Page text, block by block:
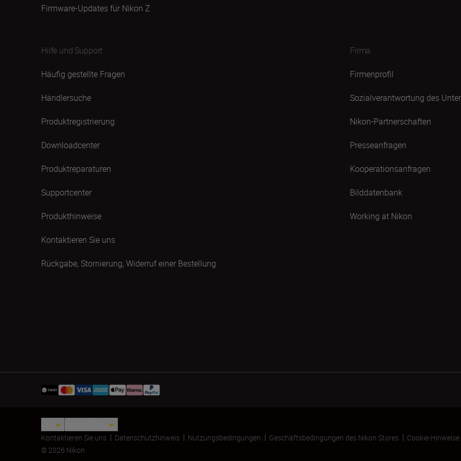
Firmware-Updates für Nikon Z
Hilfe und Support
Häufig gestellte Fragen
Händlersuche
Produktregistrierung
Downloadcenter
Produktreparaturen
Supportcenter
Produkthinweise
Kontaktieren Sie uns
Rückgabe, Stornierung, Widerruf einer Bestellung
Firma
Firmenprofil
Sozialverantwortung des
Nikon-Partnerschaften
Presseanfragen
Kooperationsanfragen
Bilddatenbank
Working at Nikon
Kontaktieren Sie uns Datenschutzhinweis Nutzungsbedingungen Geschäftsbedingungen des Nikon Stores Cookie-Hinweise
© 2026 Nikon